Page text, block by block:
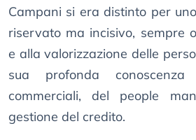
Campani si era distinto per
riservato ma incisivo, sempre
e alla valorizzazione delle
sua profonda conoscenza
commerciali, del people
gestione del credito.